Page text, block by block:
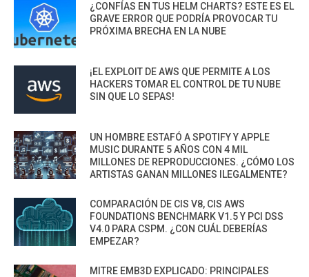
¿CONFÍAS EN TUS HELM CHARTS? ESTE ES EL
GRAVE ERROR QUE PODRÍA PROVOCAR TU
PRÓXIMA BRECHA EN LA NUBE
¡EL EXPLOIT DE AWS QUE PERMITE A LOS
HACKERS TOMAR EL CONTROL DE TU NUBE
SIN QUE LO SEPAS!
UN HOMBRE ESTAFÓ A SPOTIFY Y APPLE
MUSIC DURANTE 5 AÑOS CON 4 MIL
MILLONES DE REPRODUCCIONES. ¿CÓMO LOS
ARTISTAS GANAN MILLONES ILEGALMENTE?
COMPARACIÓN DE CIS V8, CIS AWS
FOUNDATIONS BENCHMARK V1.5 Y PCI DSS
V4.0 PARA CSPM. ¿CON CUÁL DEBERÍAS
EMPEZAR?
MITRE EMB3D EXPLICADO: PRINCIPALES